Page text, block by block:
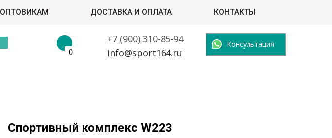
+7 (900) 310-85-94 Консультация
0 info@sport164.ru
ОПТОВИКАМ ДОСТАВКА И ОПЛАТА КОНТАКТЫ
Спортивный комплекс W223